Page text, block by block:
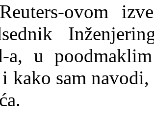
ovom
a, u
kako sam